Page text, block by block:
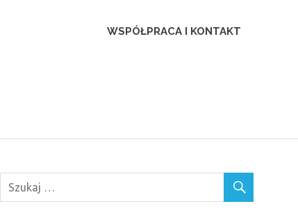
WSPÓŁPRACA I KONTAKT